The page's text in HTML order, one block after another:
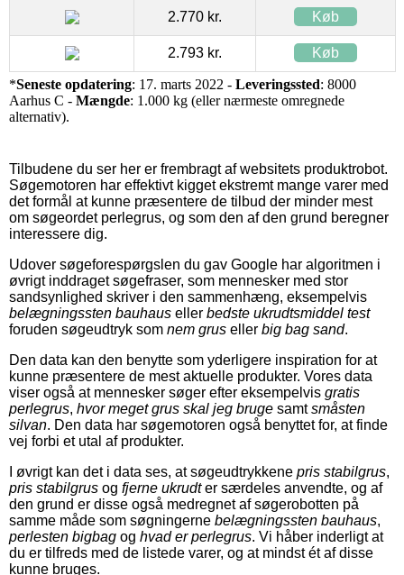
2.770 kr. Køb
2.793 kr. Køb
*Seneste opdatering: 17. marts 2022 - Leveringssted: 8000
Aarhus C - Mængde: 1.000 kg (eller nærmeste omregnede
alternativ).
Tilbudene du ser her er frembragt af websitets produktrobot.
Søgemotoren har effektivt kigget ekstremt mange varer med
det formål at kunne præsentere de tilbud der minder mest
om søgeordet perlegrus, og som den af den grund beregner
interessere dig.
Udover søgeforespørgslen du gav Google har algoritmen i
øvrigt inddraget søgefraser, som mennesker med stor
sandsynlighed skriver i den sammenhæng, eksempelvis
belægningssten bauhaus eller bedste ukrudtsmiddel test
foruden søgeudtryk som nem grus eller big bag sand.
Den data kan den benytte som yderligere inspiration for at
kunne præsentere de mest aktuelle produkter. Vores data
viser også at mennesker søger efter eksempelvis gratis
perlegrus, hvor meget grus skal jeg bruge samtsmåsten
silvan. Den data har søgemotoren også benyttet for, at finde
vej forbi et utal af produkter.
I øvrigt kan det i data ses, at søgeudtrykkene pris stabilgrus,
pris stabilgrus og fjerne ukrudter særdeles anvendte, og af
den grund er disse også medregnet af søgerobotten på
samme måde som søgningerne belægningssten bauhaus,
perlesten bigbag og hvad er perlegrus. Vi håber inderligt at
du er tilfreds med de listede varer, og at mindst ét af disse
kunne bruges.